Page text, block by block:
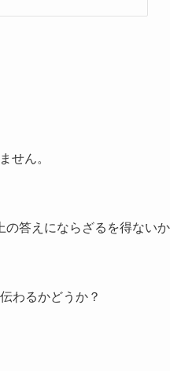
せん。
の答えにならざるを得ないか
わるかどうか？